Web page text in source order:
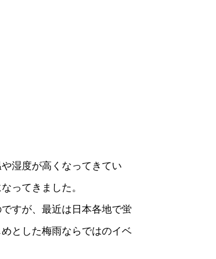
湿度が高くなってきてい
ってきました。
すが、最近は日本各地で蛍
とした梅雨ならではのイベ